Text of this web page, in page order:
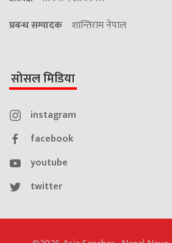
प्रबन्ध सम्पादक शान्तिराम नेपाल
सोसल मिडिया
instagram
facebook
youtube
twitter